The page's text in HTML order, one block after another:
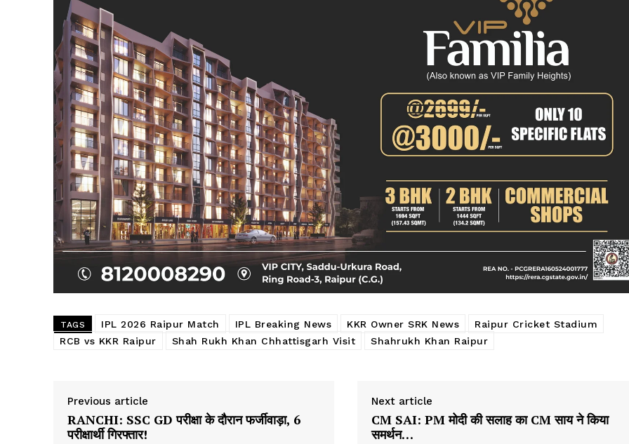
SUBSCRIBE NOW
बिजनेस
ई-पेपर
TAGS IPL 2026 Raipur Match IPL Breaking News KKR Owner SRK News
Raipur Cricket Stadium
RCB vs KKR Raipur
Shah Rukh Khan Chhattisgarh Visit Shahrukh Khan Raipur
Previous article
RANCHI: SSC GD परीक्षा के दौरान फर्जीवाड़ा, 6
परीक्षार्थी गिरफ्तार!
Next article
CM SAI: PM मोदी की सलाह का CM साय ने किया
समर्थन…